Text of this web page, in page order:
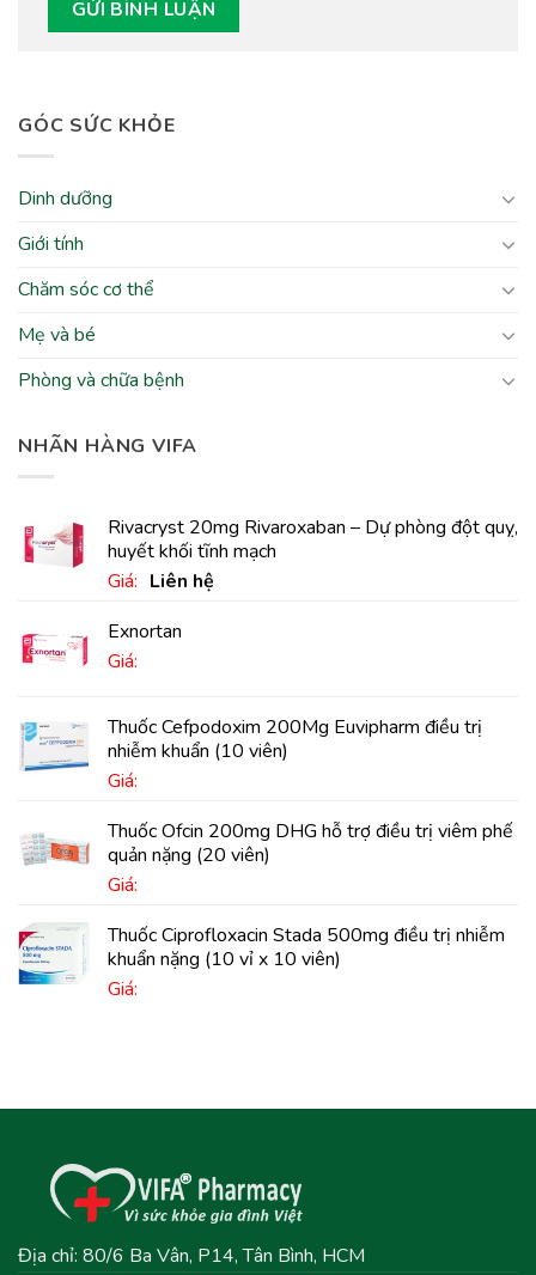
GÓC SỨC KHỎE
Dinh dưỡng
Giới tính
Chăm sóc cơ thể
Mẹ và bé
Phòng và chữa bệnh
NHÃN HÀNG VIFA
Rivacryst 20mg Rivaroxaban – Dự phòng đột quỵ,
huyết khối tĩnh mạch
Giá: Liên hệ
Exnortan
Giá:
Thuốc Cefpodoxim 200Mg Euvipharm điều trị
nhiễm khuẩn (10 viên)
Giá:
Thuốc Ofcin 200mg DHG hỗ trợ điều trị viêm phế
quản nặng (20 viên)
Giá:
Thuốc Ciprofloxacin Stada 500mg điều trị nhiễm
khuẩn nặng (10 vỉ x 10 viên)
Giá:
Địa chỉ: 80/6 Ba Vân, P14, Tân Bình, HCM